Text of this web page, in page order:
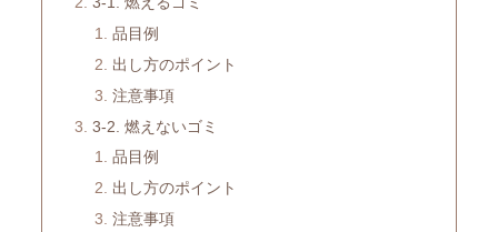
品目例
出し方のポイント
注意事項
3-2. 燃えないゴミ
品目例
出し方のポイント
注意事項